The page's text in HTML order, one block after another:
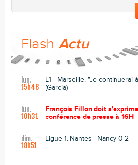
Flash Actu
lun.
15h48
L1 - Marseille: "Je continuerai
(Garcia)
lun.
10h31
François Fillon doit
conférence de presse à 16H
dim.
18h51
Ligue 1: Nantes - Nancy 0-2